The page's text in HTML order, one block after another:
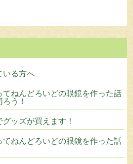
いる方へ
てねんどろいどの眼鏡を作った話
う！
ッズが買えます！
てねんどろいどの眼鏡を作った話